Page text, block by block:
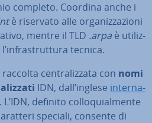
completo. Coordina anche i
è riservato alle or­ga­niz­za­zio­ni
mentre il TLD .arpa è uti­liz­
tecnica.
cen­tra­liz­za­ta con nomi
IDN, dall’inglese in­ter­na­
. L’IDN, definito col­lo­quial­men­te
speciali, consente di